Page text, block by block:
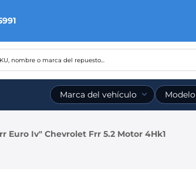
SKU, nombre o marca del repuesto...
Marca del vehículo Modelo
Euro Iv" Chevrolet Frr 5.2 Motor 4Hk1